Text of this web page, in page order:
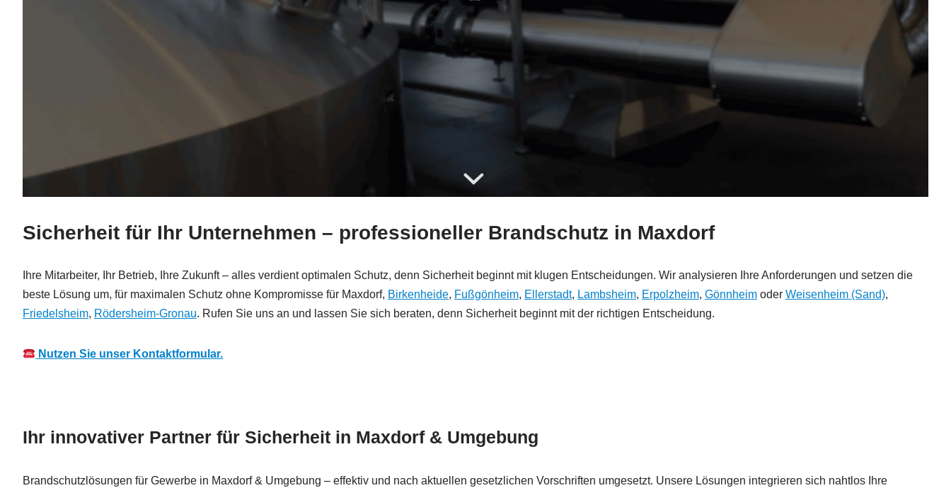
Sicherheit für Ihr Unternehmen – professioneller Brandschutz in Maxdorf
Ihre Mitarbeiter, Ihr Betrieb, Ihre Zukunft – alles verdient optimalen Schutz, denn Sicherheit beginnt mit klugen Entscheidungen. Wir analysieren Ihre Anforderungen und setzen die
beste Lösung um, für maximalen Schutz ohne Kompromisse für Maxdorf, Birkenheide, Fußgönheim, Ellerstadt, Lambsheim, Erpolzheim, Gönnheim oder Weisenheim (Sand),
Friedelsheim, Rödersheim-Gronau. Rufen Sie uns an und lassen Sie sich beraten, denn Sicherheit beginnt mit der richtigen Entscheidung.
Nutzen Sie unser Kontaktformular.
Ihr innovativer Partner für Sicherheit in Maxdorf & Umgebung
Brandschutzlösungen für Gewerbe in Maxdorf & Umgebung – effektiv und nach aktuellen gesetzlichen Vorschriften umgesetzt. Unsere Lösungen integrieren sich nahtlos Ihre